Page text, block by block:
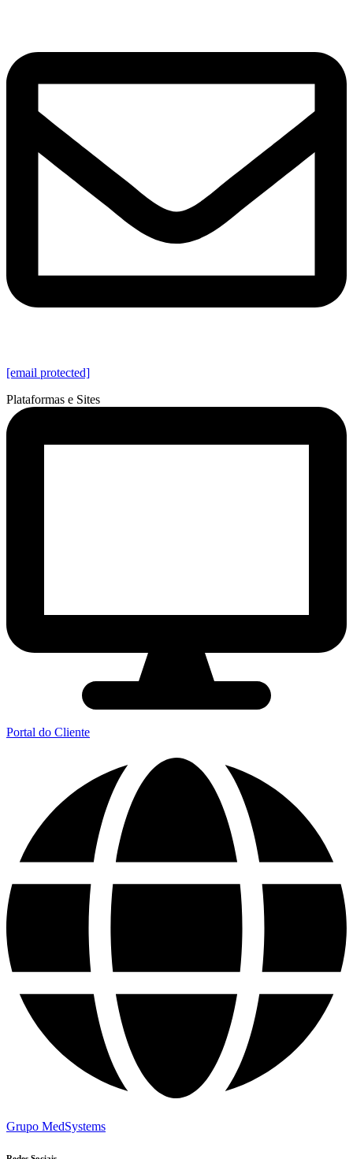
[email protected]
Plataformas e Sites
Portal do Cliente
Grupo MedSystems